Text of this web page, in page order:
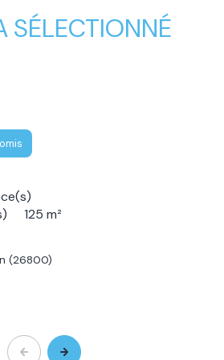
SÉLECTIONNÉ